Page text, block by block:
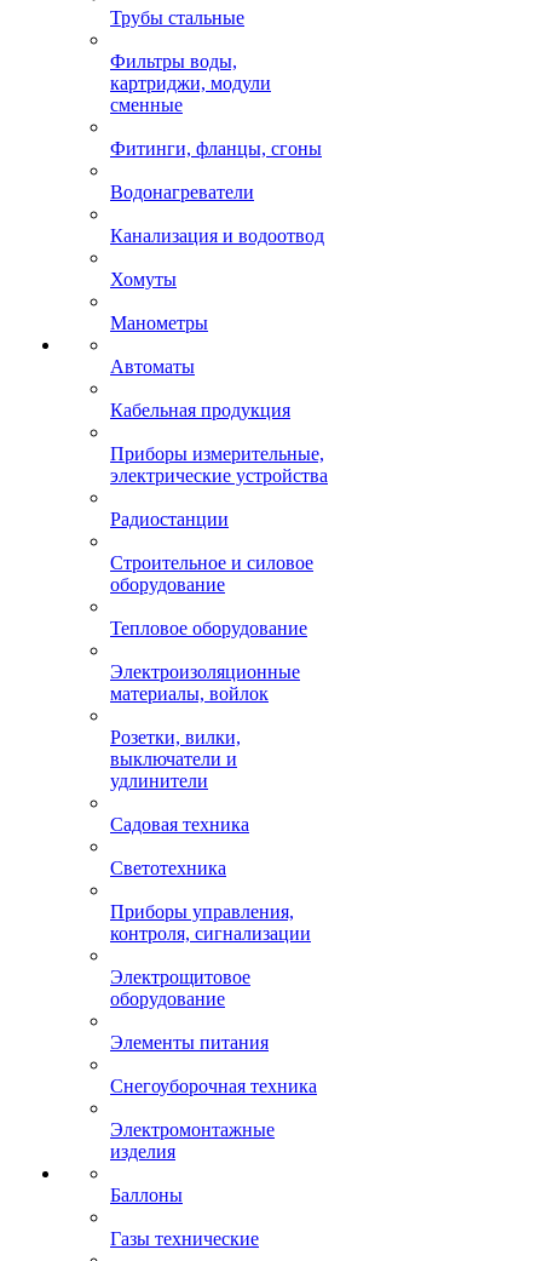
Трубы стальные
Фильтры воды,
картриджи, модули
сменные
Фитинги, фланцы, сгоны
Водонагреватели
Канализация и водоотвод
Хомуты
Манометры
Автоматы
Кабельная продукция
Приборы измерительные,
электрические устройства
Радиостанции
Строительное и силовое
оборудование
Тепловое оборудование
Электроизоляционные
материалы, войлок
Розетки, вилки,
выключатели и
удлинители
Садовая техника
Светотехника
Приборы управления,
контроля, сигнализации
Электрощитовое
оборудование
Элементы питания
Снегоуборочная техника
Электромонтажные
изделия
Баллоны
Газы технические